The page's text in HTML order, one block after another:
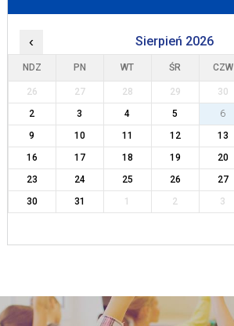
‹ Sierpień 2026
NDZ PN WT ŚR CZW
26 27 28 29 30
2
3 4 5 6
9
10 11 12 13
16
17 18 19 20
23
24 25 26 27
30
31 1 2 3